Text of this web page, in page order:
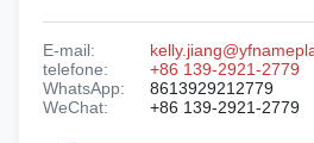
E-mail:
telefone:
+86 139-2921-2779
WhatsApp:
8613929212779
WeChat:
+86 139-2921-2779